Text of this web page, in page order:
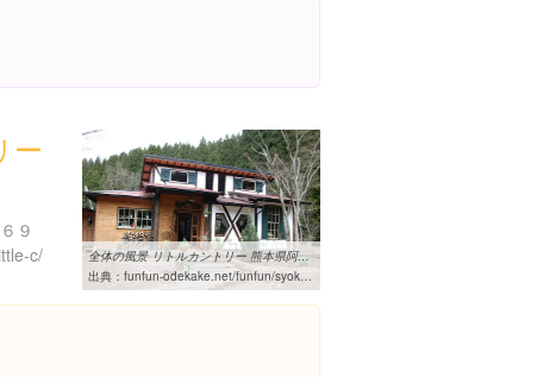
ー
９
c/
全体の風景 リトルカントリー 熊本県阿蘇郡小国町上田 熊本県の食事処
出典： funfun-odekake.net/funfun/syokuji/kumamoto/little_country/syousai12.html